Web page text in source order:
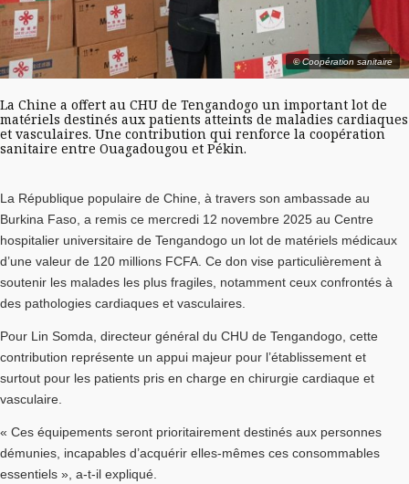
© Coopération sanitaire
La Chine a offert au CHU de Tengandogo un important lot de
matériels destinés aux patients atteints de maladies cardiaques
et vasculaires. Une contribution qui renforce la coopération
sanitaire entre Ouagadougou et Pékin.
La République populaire de Chine, à travers son ambassade au
Burkina Faso, a remis ce mercredi 12 novembre 2025 au Centre
hospitalier universitaire de Tengandogo un lot de matériels médicaux
d’une valeur de 120 millions FCFA. Ce don vise particulièrement à
soutenir les malades les plus fragiles, notamment ceux confrontés à
des pathologies cardiaques et vasculaires.
Pour Lin Somda, directeur général du CHU de Tengandogo, cette
contribution représente un appui majeur pour l’établissement et
surtout pour les patients pris en charge en chirurgie cardiaque et
vasculaire.
« Ces équipements seront prioritairement destinés aux personnes
démunies, incapables d’acquérir elles-mêmes ces consommables
essentiels », a-t-il expliqué.